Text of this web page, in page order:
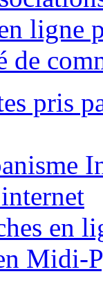
ligne
de
pris
en
Midi-